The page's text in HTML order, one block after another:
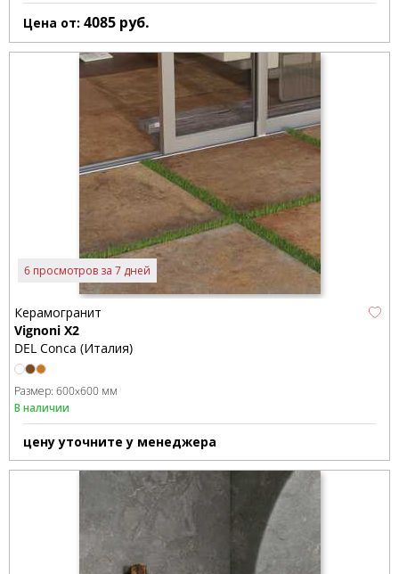
Цена от: 4085 руб.
6 просмотров за 7 дней
Керамогранит
Vignoni X2
DEL Conca (Италия)
Размер: 600x600 мм
В наличии
цену уточните у менеджера